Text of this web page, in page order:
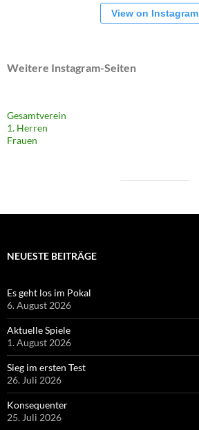
View on Instagram
Weitere Instagram-Seiten
Gesamtverein
1. Herren
Frauen
NEUESTE BEITRÄGE
Es geht los im Pokal
6. August 2026
Aktuelle Spiele
1. August 2026
Sieg im ersten Test
26. Juli 2026
Konsequenter
25. Juli 2026